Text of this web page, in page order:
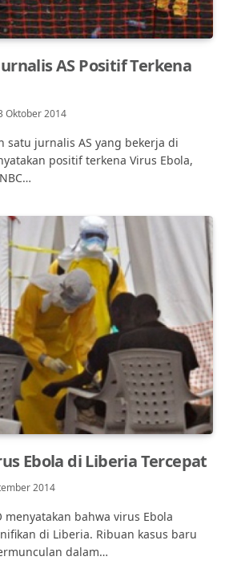
AS Positif Terkena
Oktober 2014
satu jurnalis AS yang bekerja di
positif terkena Virus Ebola,
Ebola di Liberia Tercepat
2014
menyatakan bahwa virus Ebola
di Liberia. Ribuan kasus baru
dalam…